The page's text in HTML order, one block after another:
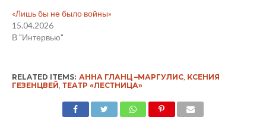
«Лишь бы не было войны»
15.04.2026
В "Интервью"
RELATED ITEMS: АННА ГЛАНЦ –МАРГУЛИС, КСЕНИЯ
ГЕЗЕНЦВЕЙ ТЕАТР «ЛЕСТНИЦА»